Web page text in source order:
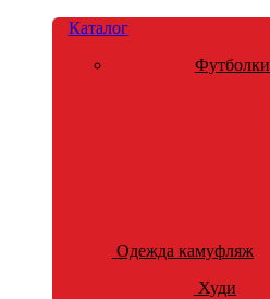
Каталог
Футболки
Одежда камуфляж
Худи